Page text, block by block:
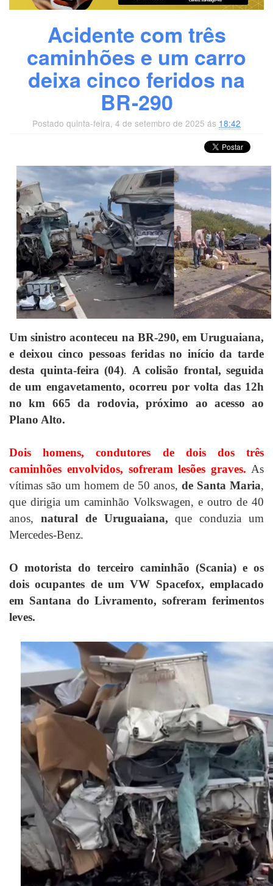
Acidente com três
caminhões e um carro
deixa cinco feridos na
BR-290
Postado quinta-feira, 4 de setembro de 2025 ás 18:42
Um sinistro aconteceu na BR-290, em Uruguaiana,
e deixou cinco pessoas feridas no início da tarde
desta quinta-feira (04). A colisão frontal, seguida
de um engavetamento, ocorreu por volta das 12h
no km 665 da rodovia, próximo ao acesso ao
Plano Alto.
Dois homens, condutores de dois dos três
caminhões envolvidos, sofreram lesões graves. As
vítimas são um homem de 50 anos, de Santa Maria,
que dirigia um caminhão Volkswagen, e outro de 40
anos, natural de Uruguaiana, que conduzia um
Mercedes-Benz.
​O motorista do terceiro caminhão (Scania) e os
dois ocupantes de um VW Spacefox, emplacado
em Santana do Livramento, sofreram ferimentos
leves.